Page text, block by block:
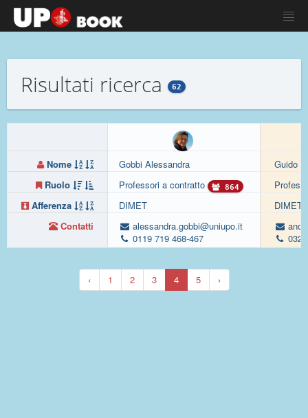
Risultati ricerca 62
Nome
Ruolo
Afferenza
Contatti
Gobbi Alessandra
Professori a contratto
864
DIMET
alessandra.gobbi@uniupo.it
0119 719 468-467
Guido
DIMET
‹ 1 2 3 4 5 ›